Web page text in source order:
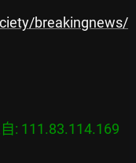
breakingnews/
: 111.83.114.169